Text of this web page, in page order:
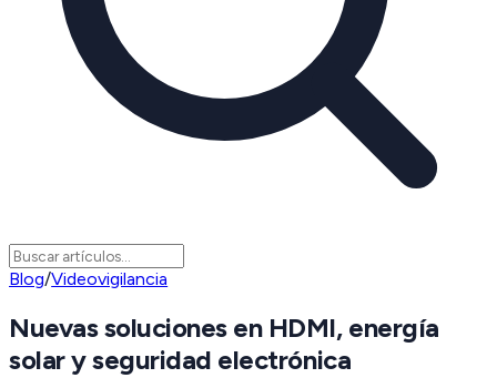
Blog/Videovigilancia
Nuevas soluciones en HDMI, energía
solar y seguridad electrónica